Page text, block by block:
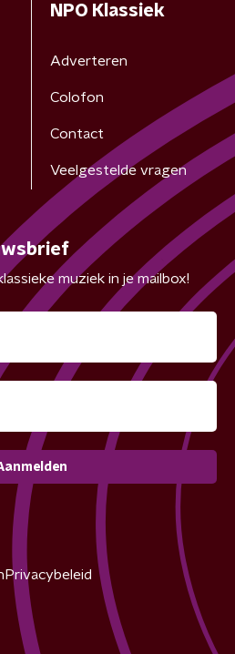
NPO Klassiek
Adverteren
Colofon
Contact
Veelgestelde vragen
muziek in je mailbox!
Privacybeleid